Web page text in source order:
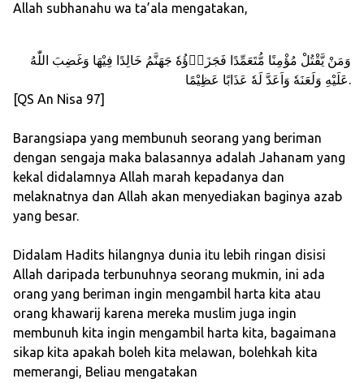
Allah subhanahu wa ta’ala mengatakan,
وَمَنْ يَّقْتُلْ مُؤْمِنًا مُّتَعَمِّدًا فَجَزَاۤؤُهٗ جَهَنَّمُ خَالِدًا فِيْهَا وَغَضِبَ اللّٰهُ
عَلَيْهِ وَلَعَنَهٗ وَاَعَدَّ لَهٗ عَذَابًا عَظِيْمًا.
[QS An Nisa 97]
Barangsiapa yang membunuh seorang yang beriman
dengan sengaja maka balasannya adalah Jahanam yang
kekal didalamnya Allah marah kepadanya dan
melaknatnya dan Allah akan menyediakan baginya azab
yang besar.
Didalam Hadits hilangnya dunia itu lebih ringan disisi
Allah daripada terbunuhnya seorang mukmin, ini ada
orang yang beriman ingin mengambil harta kita atau
orang khawarij karena mereka muslim juga ingin
membunuh kita ingin mengambil harta kita, bagaimana
sikap kita apakah boleh kita melawan, bolehkah kita
memerangi, Beliau mengatakan